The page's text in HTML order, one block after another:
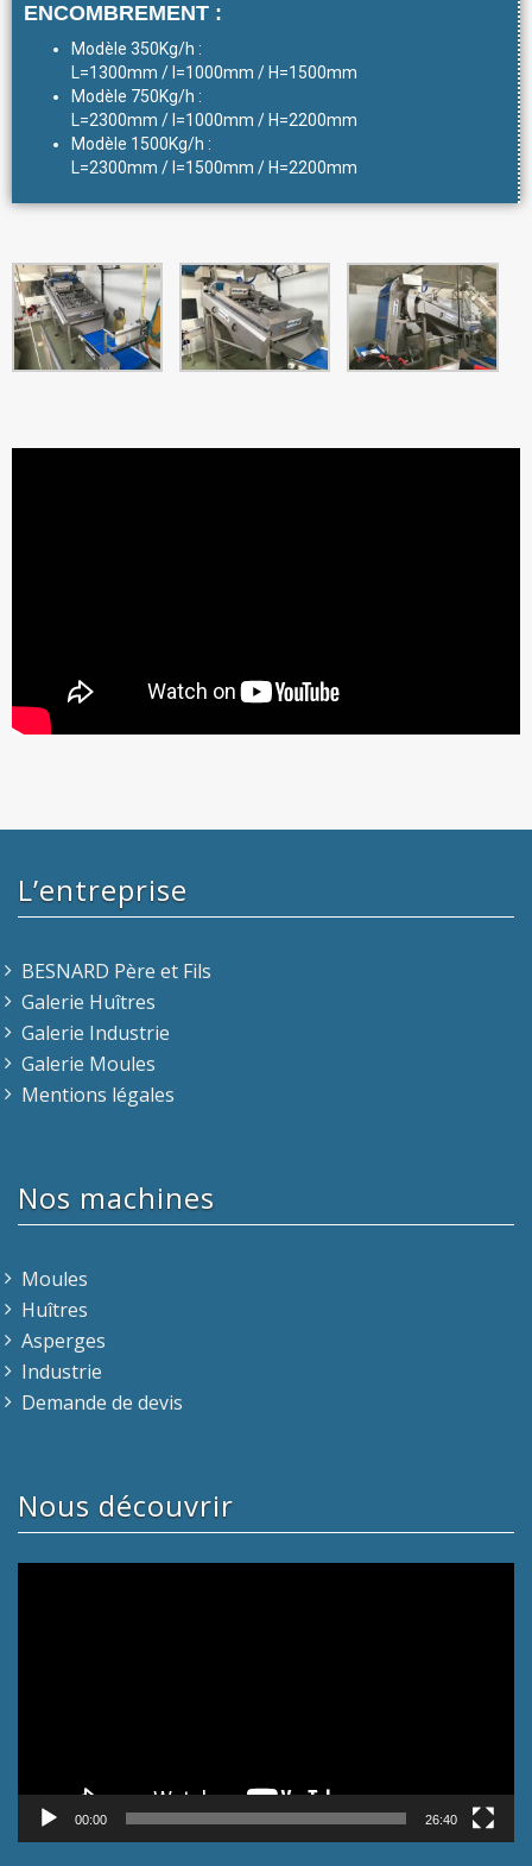
ENCOMBREMENT :
Modèle 350Kg/h :
L=1300mm / l=1000mm / H=1500mm
Modèle 750Kg/h :
L=2300mm / l=1000mm / H=2200mm
Modèle 1500Kg/h :
L=2300mm / l=1500mm / H=2200mm
L’entreprise
BESNARD Père et Fils
Galerie Huîtres
Galerie Industrie
Galerie Moules
Mentions légales
Nos machines
Moules
Huîtres
Asperges
Industrie
Demande de devis
Nous découvrir
00:00 26:40